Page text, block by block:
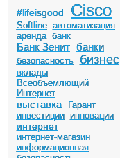
#lifeisgood Cisco
Softline автоматизация
аренда банк
Банк Зенит банки
безопасность бизнес
вклады
Всеобъемлющий
Интернет
выставка
Гарант
инвестиции инновации
интернет
интернет-магазин
информационная